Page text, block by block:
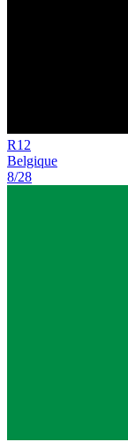
R12
Belgique
8/28